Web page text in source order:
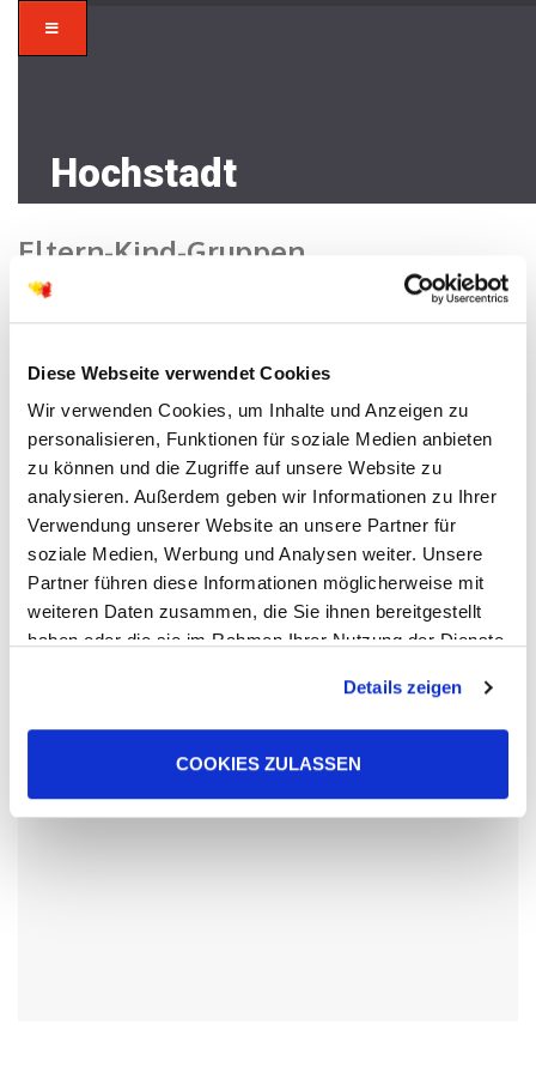
Diese Webseite verwendet Cookies
Wir verwenden Cookies, um Inhalte und Anzeigen zu
personalisieren, Funktionen für soziale Medien anbieten
zu können und die Zugriffe auf unsere Website zu
analysieren. Außerdem geben wir Informationen zu Ihrer
Verwendung unserer Website an unsere Partner für
soziale Medien, Werbung und Analysen weiter. Unsere
Partner führen diese Informationen möglicherweise mit
weiteren Daten zusammen, die Sie ihnen bereitgestellt
haben oder die sie im Rahmen Ihrer Nutzung der Dienste
Cookies, wenn Sie unsere Webseite weiterhin nutzen.
Details zeigen
COOKIES ZULASSEN
Hochstadt
Eltern-Kind-Gruppen
Home
Lorem ipsum
I am text block. Click edit button to change this text.
Lorem ipsum dolor sit amet, consectetur adipiscing elit.
Ut elit tellus, luctus nec ullamcorper mattis, pulvinar
dapibus leo.